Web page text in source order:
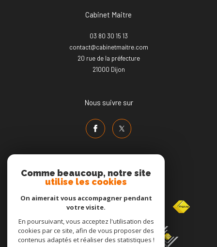
Cabinet Maitre
03 80 30 15 13
contact@cabinetmaitre.com
20 rue de la préfecture
21000
dijon
Nous suivre sur
Adhérents
Comme beaucoup, notre site
utilise les cookies
On aimerait vous accompagner pendant
votre visite.
En poursuivant, vous acceptez l'utilisation des
cookies par ce site, afin de vous proposer des
contenus adaptés et réaliser des statistiques !